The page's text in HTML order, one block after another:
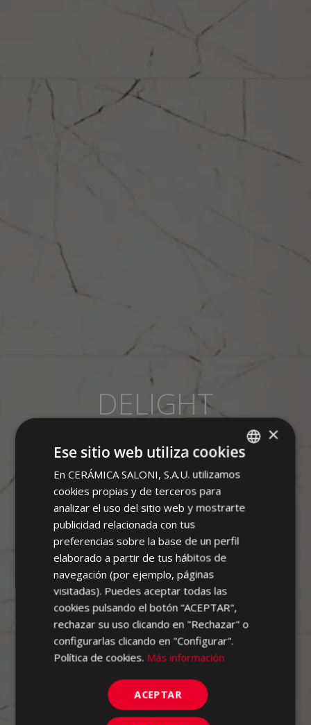
DELIGHT
PORCELANICO
SPANISH
ENGLISH
GERMAN
×
Ese sitio web utiliza cookies
En CERÁMICA SALONI, S.A.U. utilizamos
cookies propias y de terceros para
analizar el uso del sitio web y mostrarte
publicidad relacionada con tus
preferencias sobre la base de un perfil
elaborado a partir de tus hábitos de
navegación (por ejemplo, páginas
visitadas). Puedes aceptar todas las
cookies pulsando el botón “ACEPTAR",
rechazar su uso clicando en "Rechazar" o
configurarlas clicando en "Configurar".
Política de cookies. Más información
ACEPTAR